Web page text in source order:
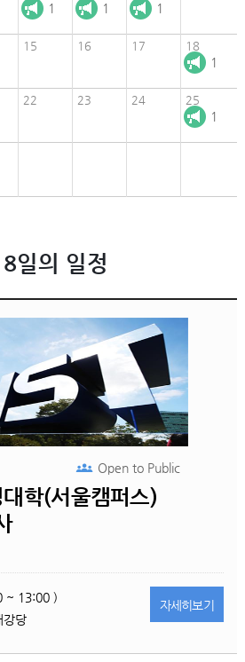
1 1 1
15 16 17 18
1
22 23 24 25
1
일의 일정
학(서울캠퍼스)
Open toPublic
~ 13:00 )
강당
자세히보기